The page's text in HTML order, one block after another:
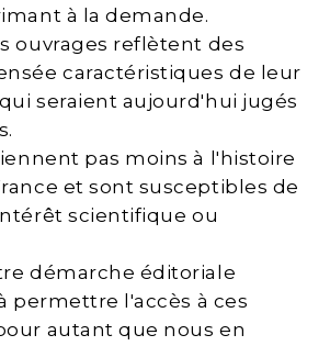
à la demande.
ouvrages reflètent des
caractéristiques de leur
seraient aujourd'hui jugés
pas moins à l'histoire
et sont susceptibles de
scientifique ou
démarche éditoriale
permettre l'accès à ces
autant que nous en